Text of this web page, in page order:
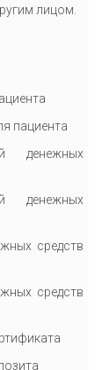
лицом.
пациента
денежных
денежных
средств
средств